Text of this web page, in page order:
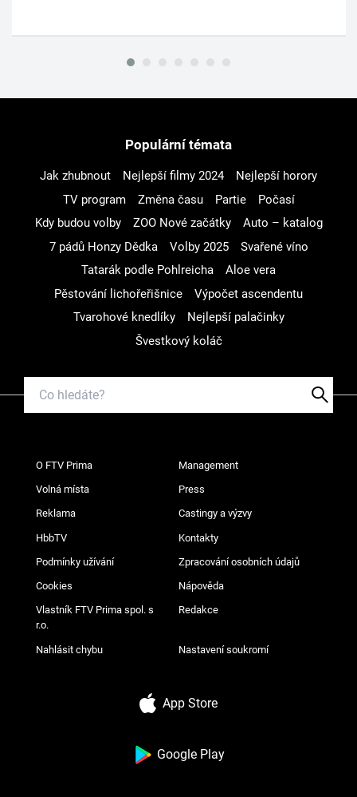
Populární témata
Jak zhubnout Nejlepší filmy 2024
Nejlepší horory
TV program
Změna času Partie
Počasí
Kdy budou volby
ZOO Nové začátky
Auto – katalog
7 pádů Honzy Dědka
Volby 2025
Svařené víno
Tatarák podle Pohlreicha
Aloe vera
Pěstování lichořeřišnice
Výpočet ascendentu
Tvarohové knedlíky
Nejlepší palačinky
Švestkový koláč
O FTV Prima Management
Volná místa Press
Reklama Castingy a výzvy
HbbTV Kontakty
Podmínky užívání Zpracování osobních údajů
Cookies Nápověda
Vlastník FTV Prima spol. s
r.o.
Redakce
Nahlásit chybu Nastavení soukromí
App Store
Google Play